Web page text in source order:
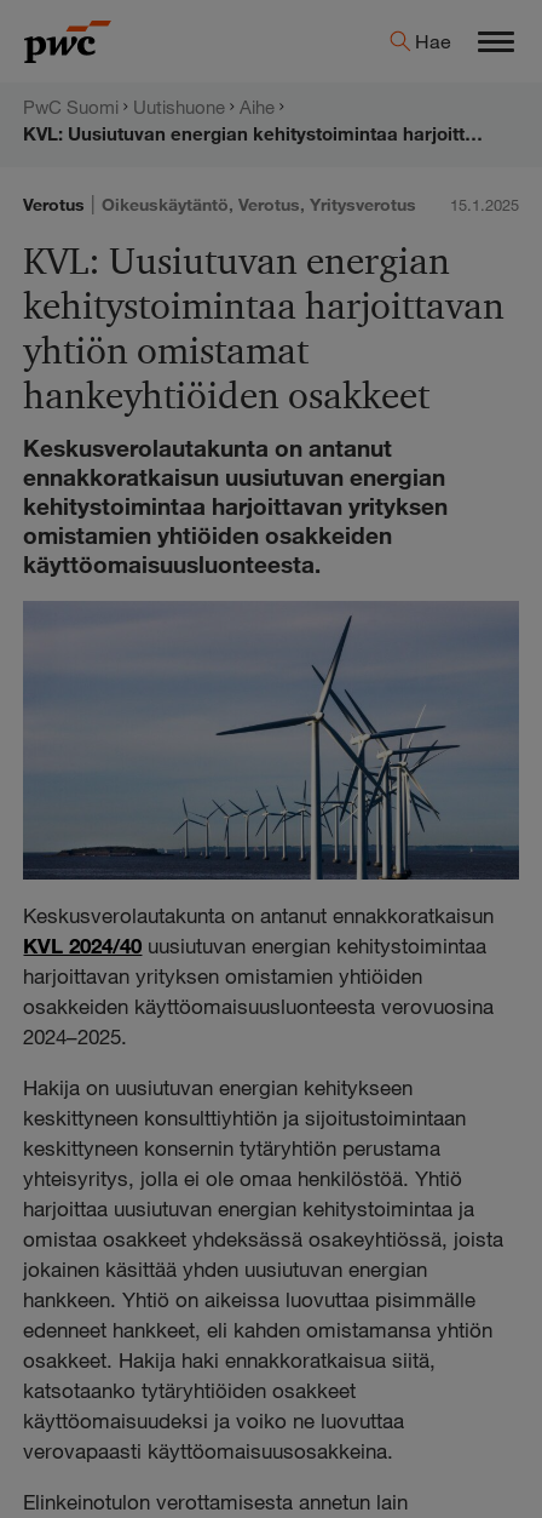
sisältöön
PwC:n
Hae
PwC Suomi Uutishuone
Aihe
KVL: Uusiutuvan energian kehitystoimintaa harjoittavan yhtiön omistamat hankeyhtiöiden osakkeet
Verotus | Oikeuskäytäntö,Verotus,Yritysverotus 15.1.2025
KVL: Uusiutuvan energian
kehitystoimintaa harjoittavan
yhtiön omistamat
hankeyhtiöiden osakkeet
Keskusverolautakunta on antanut
ennakkoratkaisun uusiutuvan energian
kehitystoimintaa harjoittavan yrityksen
omistamien yhtiöiden osakkeiden
käyttöomaisuusluonteesta.
Keskusverolautakunta on antanut ennakkoratkaisun
KVL 2024/40 uusiutuvan energian kehitystoimintaa
harjoittavan yrityksen omistamien yhtiöiden
osakkeiden käyttöomaisuusluonteesta verovuosina
2024–2025.
Hakija on uusiutuvan energian kehitykseen
keskittyneen konsulttiyhtiön ja sijoitustoimintaan
keskittyneen konsernin tytäryhtiön perustama
yhteisyritys, jolla ei ole omaa henkilöstöä. Yhtiö
harjoittaa uusiutuvan energian kehitystoimintaa ja
omistaa osakkeet yhdeksässä osakeyhtiössä, joista
jokainen käsittää yhden uusiutuvan energian
hankkeen. Yhtiö on aikeissa luovuttaa pisimmälle
edenneet hankkeet, eli kahden omistamansa yhtiön
osakkeet. Hakija haki ennakkoratkaisua siitä,
katsotaanko tytäryhtiöiden osakkeet
käyttöomaisuudeksi ja voiko ne luovuttaa
verovapaasti käyttöomaisuusosakkeina.
Elinkeinotulon verottamisesta annetun lain